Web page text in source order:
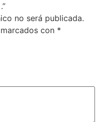
no será publicada.
con *